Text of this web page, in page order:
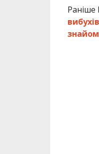
Раніше